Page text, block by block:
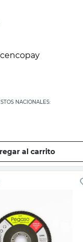
NACIONALES:
al carrito